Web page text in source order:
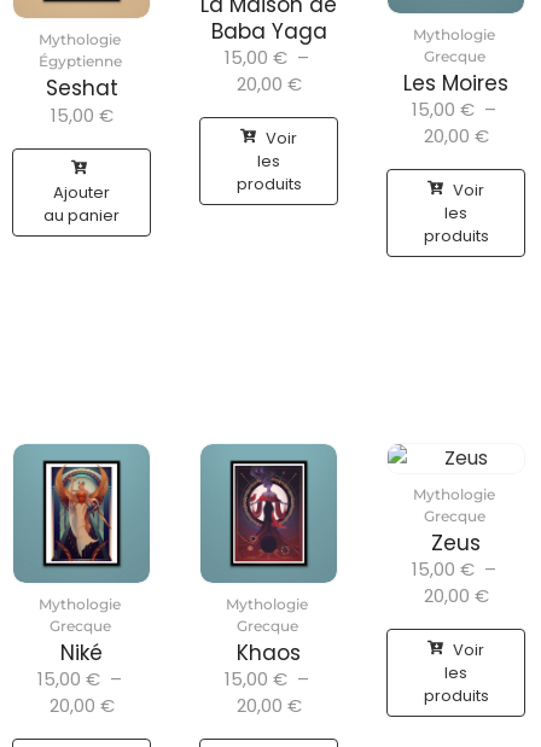
Mythologie
Égyptienne
Seshat
15,00 €
Ajouter
au panier
Baba Yaga
15,00 € –
20,00 €
Voir
les
produits
Mythologie
Grecque
Les Moires
15,00 € –
20,00 €
Voir
les
produits
Mythologie
Grecque
Niké
15,00 € –
20,00 €
Mythologie
Grecque
Khaos
15,00 € –
20,00 €
Mythologie
Grecque
Zeus
15,00 € –
20,00 €
Voir
les
produits